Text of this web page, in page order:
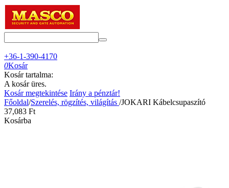
+36-1-390-4170
0Kosár
Kosár tartalma:
A kosár üres.
Kosár megtekintése Irány a pénztár!
Főoldal/Szerelés, rögzítés, világítás /JOKARI Kábelcsupaszító
37,083 Ft
Kosárba